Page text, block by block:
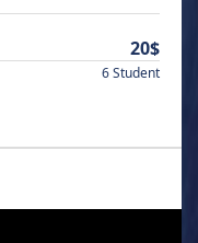
20$
6 Student